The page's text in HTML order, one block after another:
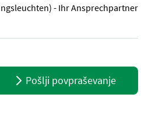
- Ihr Ansprechpartner
2-Kreis-
Pošlji povpraševanje